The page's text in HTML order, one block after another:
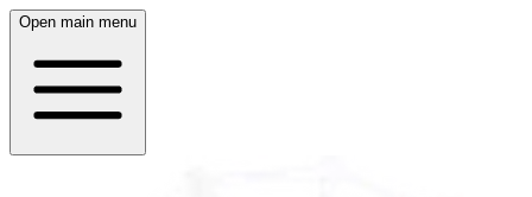
Open main menu